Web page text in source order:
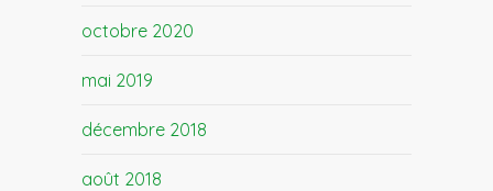
octobre 2020
mai 2019
décembre 2018
août 2018